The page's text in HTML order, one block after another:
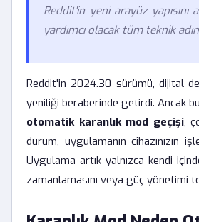
Reddit'in yeni arayüz
yardımcı olacak tüm teknik
Reddit'in 2024.30 sürümü, dijital
yeniliği beraberinde getirdi. Ancak
otomatik karanlık mod geçişi,
durum, uygulamanın cihazınızın
Uygulama artık yalnızca kendi
zamanlamasını veya güç yönetimi